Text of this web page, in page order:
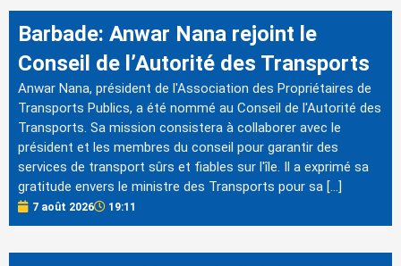
Barbade: Anwar Nana rejoint le
Conseil de l’Autorité des Transports
Anwar Nana, président de l'Association des Propriétaires de
Transports Publics, a été nommé au Conseil de l'Autorité des
Transports. Sa mission consistera à collaborer avec le
président et les membres du conseil pour garantir des
services de transport sûrs et fiables sur l'île. Il a exprimé sa
gratitude envers le ministre des Transports pour sa […]
7 août 2026 19:11